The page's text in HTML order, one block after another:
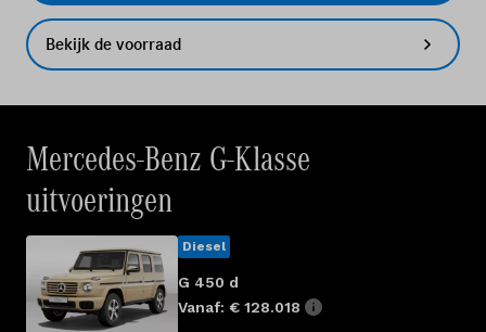
Bekijk de voorraad
Mercedes-Benz G-Klasse
uitvoeringen
Diesel
G 450 d
Vanaf: € 128.018